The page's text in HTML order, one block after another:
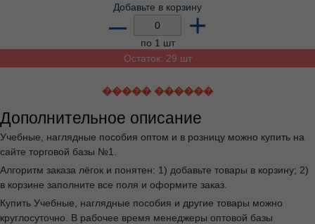
Добавьте в корзину
– +
по 1 шт
Остаток: 29 шт
����� ������
Дополнительное описание
Учебные, наглядные пособия оптом и в розницу можно купить на
сайте торговой базы №1.
Алгоритм заказа лёгок и понятен: 1) добавьте товары в корзину; 2)
в корзине заполните все поля и оформите заказ.
Купить Учебные, наглядные пособия и другие товары можно
круглосуточно. В рабочее время менеджеры оптовой базы